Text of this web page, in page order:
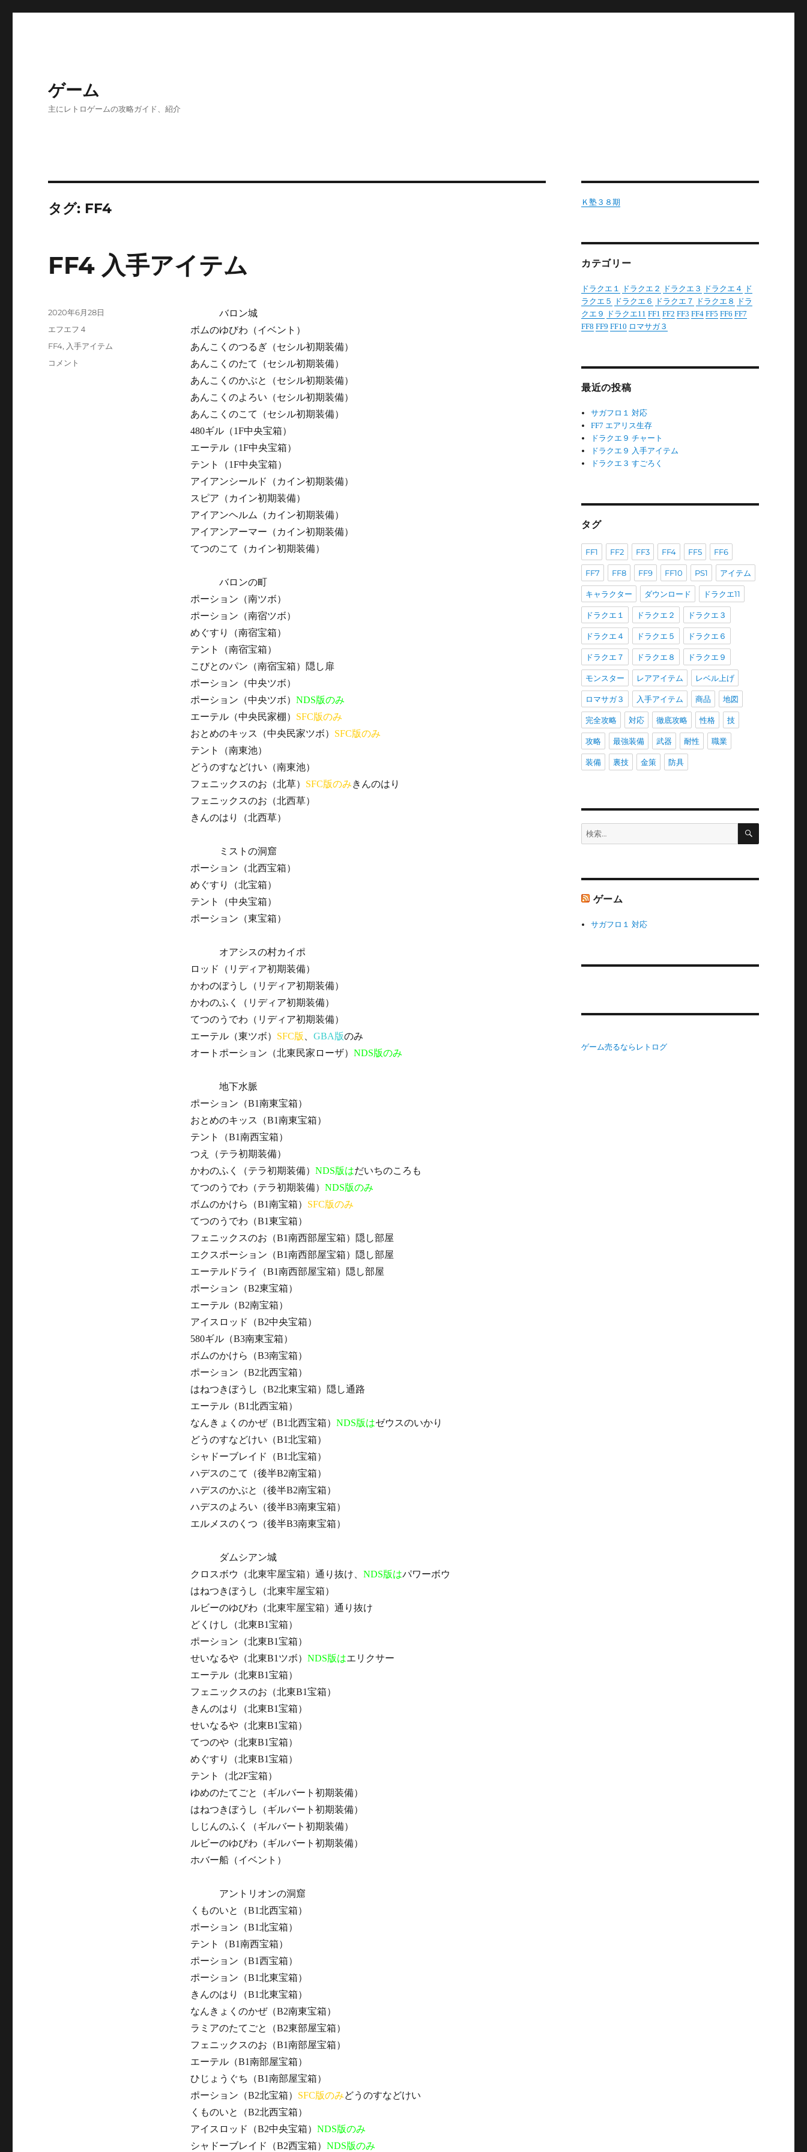
ゲーム
主にレトロゲームの攻略ガイド、紹介
タグ: FF4
FF4 入手アイテム
バロン城
ボムのゆびわ（イベント）
あんこくのつるぎ（セシル初期装備）
あんこくのたて（セシル初期装備）
あんこくのかぶと（セシル初期装備）
あんこくのよろい（セシル初期装備）
あんこくのこて（セシル初期装備）
480ギル（1F中央宝箱）
エーテル（1F中央宝箱）
テント（1F中央宝箱）
アイアンシールド（カイン初期装備）
スピア（カイン初期装備）
アイアンヘルム（カイン初期装備）
アイアンアーマー（カイン初期装備）
てつのこて（カイン初期装備）
バロンの町
ポーション（南ツボ）
ポーション（南宿ツボ）
めぐすり（南宿宝箱）
テント（南宿宝箱）
こびとのパン（南宿宝箱）隠し扉
ポーション（中央ツボ）
ポーション（中央ツボ） NDS版のみ
エーテル（中央民家棚） SFC版のみ
おとめのキッス（中央民家ツボ） SFC版のみ
テント（南東池）
どうのすなどけい（南東池）
フェニックスのお（北草） SFC版のみきんのはり
フェニックスのお（北西草）
きんのはり（北西草）
ミストの洞窟
ポーション（北西宝箱）
めぐすり（北宝箱）
テント（中央宝箱）
ポーション（東宝箱）
オアシスの村カイポ
ロッド（リディア初期装備）
かわのぼうし（リディア初期装備）
かわのふく（リディア初期装備）
てつのうでわ（リディア初期装備）
エーテル（東ツボ） SFC版 GBA版のみ
オートポーション（北東民家ローザ） NDS版のみ
地下水脈
ポーション（B1南東宝箱）
おとめのキッス（B1南東宝箱）
テント（B1南西宝箱）
つえ（テラ初期装備）
かわのふく（テラ初期装備） NDS版はだいちのころも
てつのうでわ（テラ初期装備） NDS版のみ
ボムのかけら（B1南宝箱） SFC版のみ
てつのうでわ（B1東宝箱）
フェニックスのお（B1南西部屋宝箱）隠し部屋
エクスポーション（B1南西部屋宝箱）隠し部屋
エーテルドライ（B1南西部屋宝箱）隠し部屋
ポーション（B2東宝箱）
エーテル（B2南宝箱）
アイスロッド（B2中央宝箱）
580ギル（B3南東宝箱）
ボムのかけら（B3南宝箱）
ポーション（B2北西宝箱）
はねつきぼうし（B2北東宝箱）隠し通路
エーテル（B1北西宝箱）
なんきょくのかぜ（B1北西宝箱） NDS版はゼウスのいかり
どうのすなどけい（B1北宝箱）
シャドーブレイド（B1北宝箱）
ハデスのこて（後半B2南宝箱）
ハデスのかぶと（後半B2南宝箱）
ハデスのよろい（後半B3南東宝箱）
エルメスのくつ（後半B3南東宝箱）
ダムシアン城
クロスボウ（北東牢屋宝箱）通り抜け、 NDS版はパワーボウ
はねつきぼうし（北東牢屋宝箱）
ルビーのゆびわ（北東牢屋宝箱）通り抜け
どくけし（北東B1宝箱）
ポーション（北東B1宝箱）
せいなるや（北東B1ツボ） NDS版はエリクサー
エーテル（北東B1宝箱）
フェニックスのお（北東B1宝箱）
きんのはり（北東B1宝箱）
せいなるや（北東B1宝箱）
てつのや（北東B1宝箱）
めぐすり（北東B1宝箱）
テント（北2F宝箱）
ゆめのたてごと（ギルバート初期装備）
はねつきぼうし（ギルバート初期装備）
しじんのふく（ギルバート初期装備）
ルビーのゆびわ（ギルバート初期装備）
ホバー船（イベント）
アントリオンの洞窟
くものいと（B1北西宝箱）
ポーション（B1北宝箱）
テント（B1南西宝箱）
ポーション（B1西宝箱）
ポーション（B1北東宝箱）
きんのはり（B1北東宝箱）
なんきょくのかぜ（B2南東宝箱）
ラミアのたてごと（B2東部屋宝箱）
フェニックスのお（B1南部屋宝箱）
エーテル（B1南部屋宝箱）
ひじょうぐち（B1南部屋宝箱）
ポーション（B2北宝箱） SFC版のみどうのすなどけい
くものいと（B2北西宝箱）
アイスロッド（B2中央宝箱） NDS版のみ
シャドーブレイド（B2西宝箱） NDS版のみ
投
2020年6月28日
カ
リ
エフエフ４
タ
FF4, 入手アイテム
FF4
コメント
Ｋ塾３８期
カテゴリー
ドラクエ１ ドラクエ２ ドラクエ３ ドラクエ４
ド
ラクエ５
ドラクエ６ ドラクエ７ ドラクエ８
ドラ
クエ９
ドラクエ11 FF1 FF2 FF3 FF4 FF5 FF6 FF7
FF8 FF9 FF10 ロマサガ３
最近の投稿
サガフロ１ 対応
FF7 エアリス生存
ドラクエ９ チャート
ドラクエ９ 入手アイテム
ドラクエ３ すごろく
タグ
FF1 FF2 FF3 FF4 FF5 FF6
FF7 FF8 FF9 FF10 PS1 アイテム
キャラクター ダウンロード ドラクエ11
ドラクエ１ ドラクエ２ ドラクエ３
ドラクエ４ ドラクエ５ ドラクエ６
ドラクエ７ ドラクエ８ ドラクエ９
モンスター レアアイテム レベル上げ
ロマサガ３ 入手アイテム 商品 地図
完全攻略 対応 徹底攻略 性格 技
攻略 最強装備 武器 耐性 職業
装備 裏技 金策 防具
検
索:
検
ゲーム
サガフロ１ 対応
ゲーム売るならレトログ